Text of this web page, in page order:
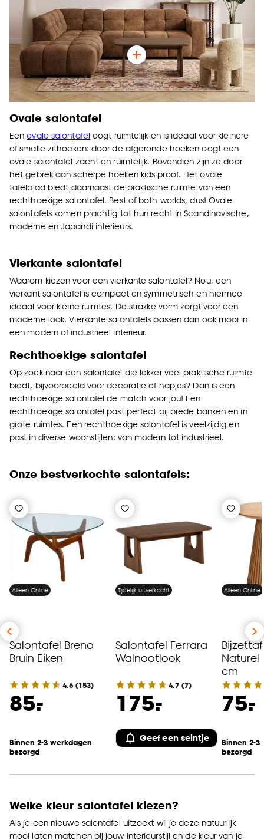
Ovale salontafel
Eenovale salontafel oogt ruimtelijk en is ideaal voor kleinere
of smalle zithoeken: door de afgeronde hoeken oogt een
ovale salontafel zacht en ruimtelijk. Bovendien zijn ze door
het gebrek aan scherpe hoeken kids proof. Het ovale
tafelblad biedt daarnaast de praktische ruimte van een
rechthoekige salontafel. Best of both worlds, dus! Ovale
salontafels komen prachtig tot hun recht in Scandinavische,
moderne en Japandi interieurs.
Vierkante salontafel
Waarom kiezen voor een vierkante salontafel? Nou, een
vierkant salontafel is compact en symmetrisch en hiermee
ideaal voor kleine ruimtes. De strakke vorm zorgt voor een
moderne look. Vierkante salontafels passen dan ook mooi in
een modern of industrieel interieur.
Rechthoekige salontafel
Op zoek naar een salontafel die lekker veel praktische ruimte
biedt, bijvoorbeeld voor decoratie of hapjes? Dan is een
rechthoekige salontafel de match voor jou! Een
rechthoekige salontafel past perfect bij brede banken en in
grote ruimtes. Een rechthoekige salontafel is veelzijdig en
past in diverse woonstijlen: van modern tot industrieel.
Onze bestverkochte salontafels:
Alleen Online
Salontafel Breno
Bruin Eiken
4.6 (153)
85.
-
Binnen 2-3 werkdagen
bezorgd
Tijdelijk uitverkocht
Salontafel Ferrara
Walnootlook
4.7 (7)
175.
-
Geef een seintje
Alleen Online
Naturel
cm
75.
-
Binnen 2-3
bezorgd
Welke kleur salontafel kiezen?
Als je een nieuwe salontafel uitzoekt wil je deze natuurlijk
mooi laten matchen bij jouw interieurstijl en de kleur van je